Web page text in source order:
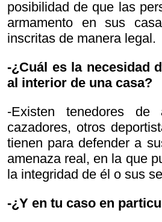
posibilidad de que las
armamento en sus
inscritas de manera legal.
-¿Cuál es la necesidad
al interior de una casa?
-Existen tenedores de
cazadores, otros
tienen para defender a
amenaza real, en la que
la integridad de él o sus
-¿Y en tu caso en